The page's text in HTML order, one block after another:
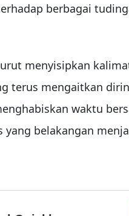
berbagai
menyisipkan
terus mengaitkan
waktu
belakangan